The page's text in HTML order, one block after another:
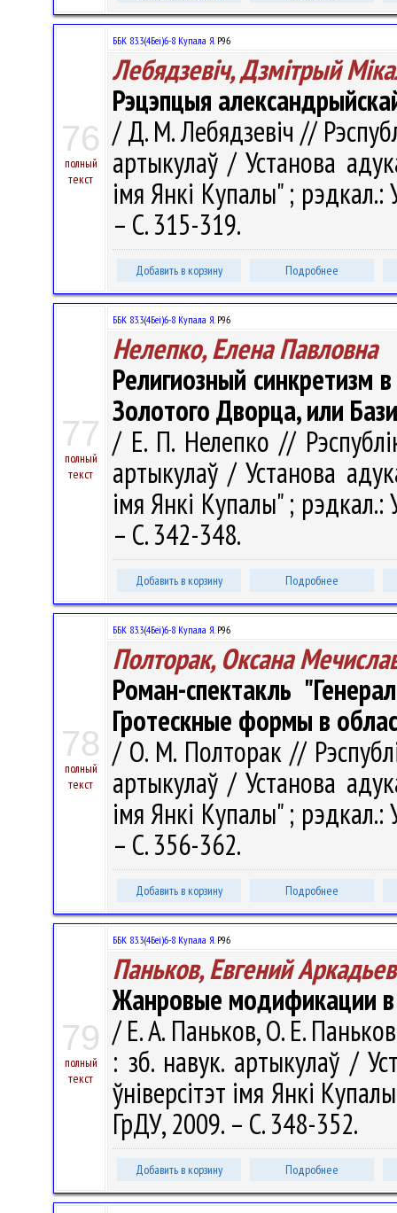
76
полный
текст
ББК 83.3(4Беі)6-8 Купала Я.Р96
Лебядзевіч, Дзмітрый
Рэцэпцыя
/ Д. М. Лебядзевіч //
артыкулаў / Установа
імя Янкі Купалы" ;
– С. 315-319.
Добавить в корзину Подробнее
77
полный
текст
ББК 83.3(4Беі)6-8 Купала Я.Р96
Нелепко, Елена Павловна
Религиозный
Золотого Дворца, или
/ Е. П. Нелепко //
артыкулаў / Установа
імя Янкі Купалы" ;
– С. 342-348.
Добавить в корзину Подробнее
78
полный
текст
ББК 83.3(4Беі)6-8 Купала Я.Р96
Полторак, Оксана
Роман-спектакль
Гротескные формы в
/ О. М. Полторак //
артыкулаў / Установа
імя Янкі Купалы" ;
– С. 356-362.
Добавить в корзину Подробнее
79
полный
текст
ББК 83.3(4Беі)6-8 Купала Я.Р96
Паньков, Евгений
Жанровые модификации
/ Е. А. Паньков, О. Е.
: зб. навук. артыкулаў /
ўніверсітэт імя Янкі
ГрДУ, 2009. – С. 348-352.
Добавить в корзину Подробнее